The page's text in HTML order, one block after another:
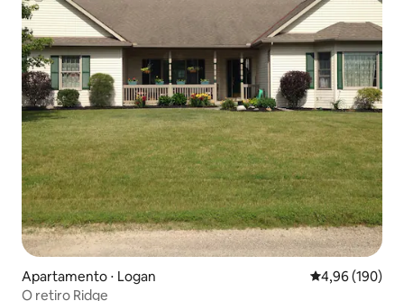
Apartamento ⋅ Logan 4,96 de uma
4,96 (190)
O retiro Ridge